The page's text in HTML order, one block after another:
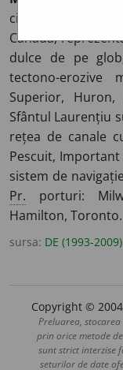
cinci lacuri în E
Canada,
dulce de pe
tectono-erozive
Superior,
Sfântul Laurențiu
rețea de canale
Pescuit,
sistem de
Pr. porturi:
Hamilton, Toronto.
sursa: DE (1993-2009)
Copyright ©
Preluarea,
prin orice metode
sunt strict interzise
seturilor de date